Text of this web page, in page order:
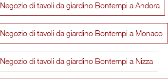
Negozio di tavoli da giardino Bontempi a Andora
Negozio di tavoli da giardino Bontempi a Monaco
Negozio di tavoli da giardino Bontempi a Nizza